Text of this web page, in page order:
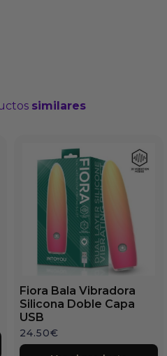
similares
Fiora Bala Vibradora
Silicona Doble Capa
USB
24.50€